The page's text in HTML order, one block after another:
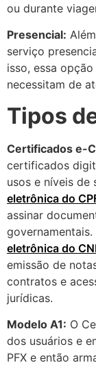
ou durante
Presencial:
serviço
isso, essa
necessitam de
Tipos
Certificados e-
certificados
usos e níveis de
eletrônica do
assinar
eletrônica do
emissão de
contratos e
jurídicas.
Modelo A1: O
dos usuários e
PFX e então